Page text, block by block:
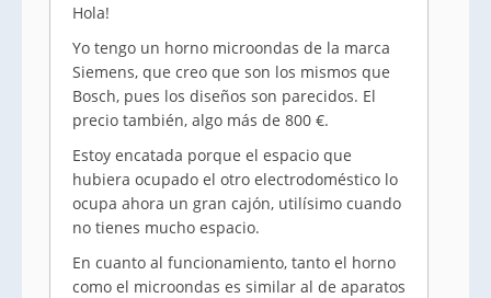
Hola!
Yo tengo un horno microondas de la marca
Siemens, que creo que son los mismos que
Bosch, pues los diseños son parecidos. El
precio también, algo más de 800 €.
Estoy encatada porque el espacio que
hubiera ocupado el otro electrodoméstico lo
ocupa ahora un gran cajón, utilísimo cuando
no tienes mucho espacio.
En cuanto al funcionamiento, tanto el horno
como el microondas es similar al de aparatos